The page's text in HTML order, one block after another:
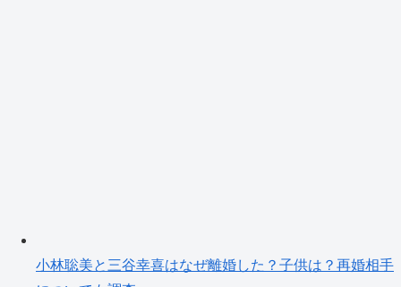
小林聡美と三谷幸喜はなぜ離婚した？子供は？再婚相手